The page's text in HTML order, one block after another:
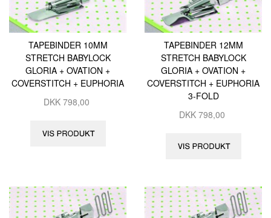
TAPEBINDER 10MM
STRETCH BABYLOCK
GLORIA + OVATION +
COVERSTITCH + EUPHORIA
DKK 798,00
TAPEBINDER 12MM
STRETCH BABYLOCK
GLORIA + OVATION +
COVERSTITCH + EUPHORIA
3-FOLD
DKK 798,00